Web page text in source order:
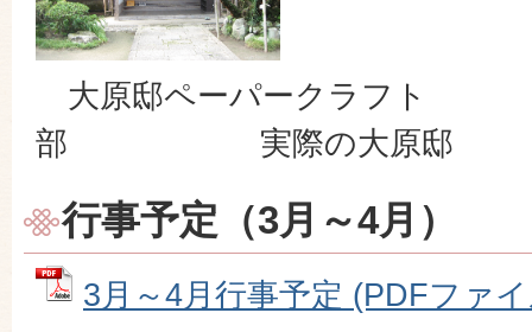
大原邸ペーパークラフ
部 実際の大原邸
行事予定（3月～4月）
3月～4月行事予定 (PDFファ